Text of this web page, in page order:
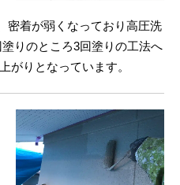
密着が弱くなっており高圧洗
りのところ3回塗りの工法へ
がりとなっています。